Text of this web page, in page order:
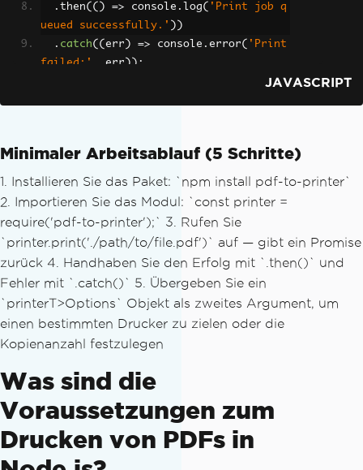
. then(() => console . log( 'Print job q
ueued successfully.' ))
. catch(( err ) => console . error( 'Print
failed:'
err ));
JAVASCRIPT
Minimaler Arbeitsablauf (5 Schritte)
1. Installieren Sie das Paket: `npm install pdf-to-printer`
2. Importieren Sie das Modul: `const printer =
require('pdf-to-printer');` 3. Rufen Sie
`printer.print('./path/to/file.pdf')` auf — gibt ein Promise
zurück 4. Handhaben Sie den Erfolg mit `.then()` und
Fehler mit `.catch()` 5. Übergeben Sie ein
`printerT>Options` Objekt als zweites Argument, um
einen bestimmten Drucker zu zielen oder die
Kopienanzahl festzulegen
Was sind die
Voraussetzungen zum
Drucken von PDFs in